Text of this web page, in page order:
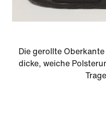
Die gerollte
dicke, weiche